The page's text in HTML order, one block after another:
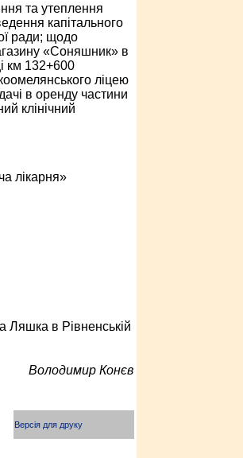
та утеплення
капітального
ради; щодо
«Соняшник» в
км 132+600
ліцею
в оренду частини
клінічний
лікарня»
Ляшка в Рівненській
Володимир Конєв
Версія для друку